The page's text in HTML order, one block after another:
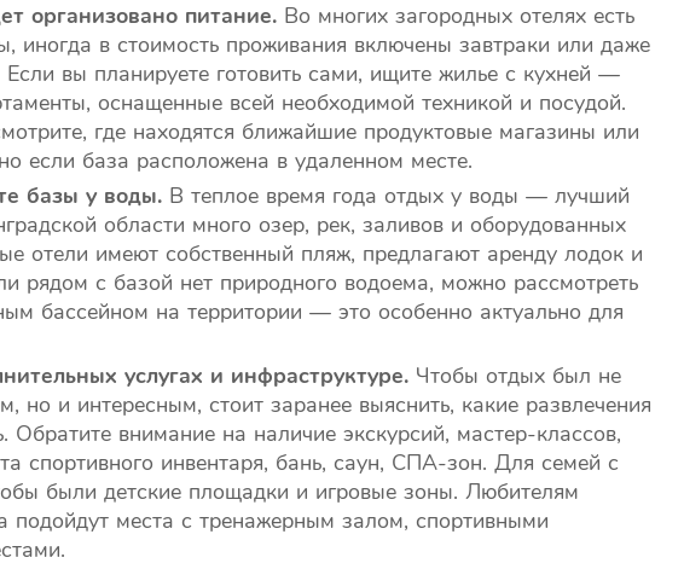
организовано питание. Во многих загородных отелях есть
иногда в стоимость проживания включены завтраки или даже
вы планируете готовить сами, ищите жилье с кухней —
оснащенные всей необходимой техникой и посудой.
где находятся ближайшие продуктовые магазины или
если база расположена в удаленном месте.
базы у воды. В теплое время года отдых у воды — лучший
области много озер, рек, заливов и оборудованных
отели имеют собственный пляж, предлагают аренду лодок и
рядом с базой нет природного водоема, можно рассмотреть
бассейном на территории — это особенно актуально для
услугах и инфраструктуре. Чтобы отдых был не
но и интересным, стоит заранее выяснить, какие развлечения
Обратите внимание на наличие экскурсий, мастер-классов,
спортивного инвентаря, бань, саун, СПА-зон. Для семей с
были детские площадки и игровые зоны. Любителям
подойдут места с тренажерным залом, спортивными